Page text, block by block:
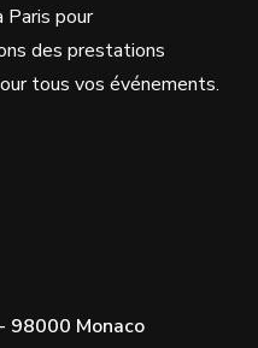
Paris pour
des prestations
tous vos événements.
98000 Monaco